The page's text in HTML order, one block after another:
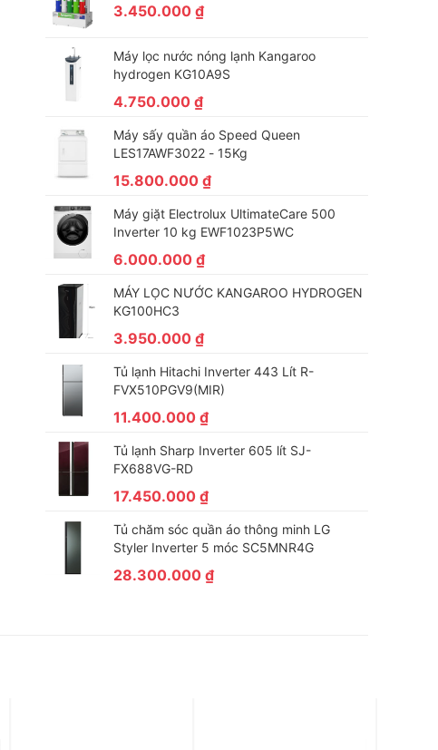
3.450.000₫
Máy lọc nước nóng lạnh Kangaroo
hydrogen KG10A9S
4.750.000₫
Máy sấy quần áo Speed Queen
LES17AWF3022 - 15Kg
15.800.000₫
Máy giặt Electrolux UltimateCare 500
Inverter 10 kg EWF1023P5WC
6.000.000₫
MÁY LỌC NƯỚC KANGAROO HYDROGEN
KG100HC3
3.950.000₫
Tủ lạnh Hitachi Inverter 443 Lít R-
FVX510PGV9(MIR)
11.400.000₫
Tủ lạnh Sharp Inverter 605 lít SJ-
FX688VG-RD
17.450.000₫
Tủ chăm sóc quần áo thông minh LG
Styler Inverter 5 móc SC5MNR4G
28.300.000₫